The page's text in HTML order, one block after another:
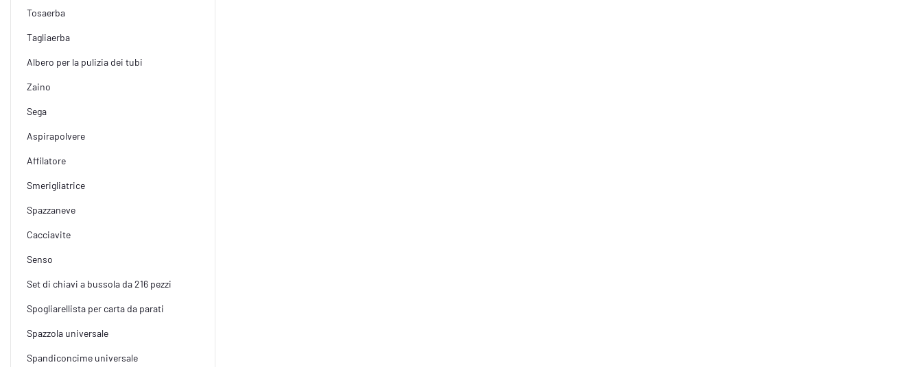
Tosaerba
Tagliaerba
Albero per la pulizia dei tubi
Zaino
Sega
Aspirapolvere
Affilatore
Smerigliatrice
Spazzaneve
Cacciavite
Senso
Set di chiavi a bussola da 216 pezzi
Spogliarellista per carta da parati
Spazzola universale
Spandiconcime universale